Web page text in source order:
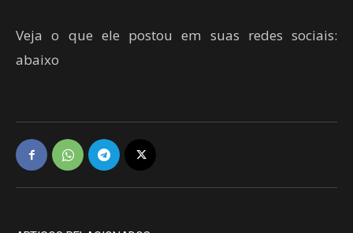
Veja o que ele postou em suas redes sociais:
abaixo